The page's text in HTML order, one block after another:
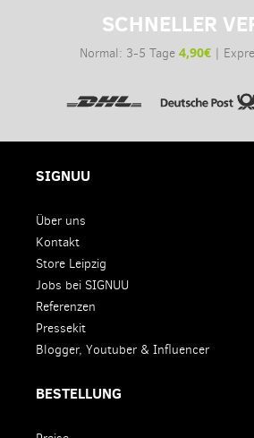
SCHNELLER
Normal: 3-5 Tage 4,90€|
SIGNUU
Über uns
Kontakt
Store Leipzig
Jobs bei SIGNUU
Referenzen
Pressekit
Blogger, Youtuber & Influencer
BESTELLUNG